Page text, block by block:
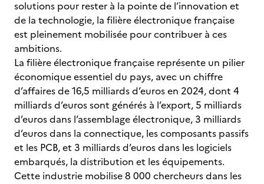
solutions pour rester à la pointe de l’innovation et
de la technologie, la filière électronique française
est pleinement mobilisée pour contribuer à ces
ambitions.
La filière électronique française représente un pilier
économique essentiel du pays, avec un chiffre
d’affaires de 16,5 milliards d’euros en 2024, dont 4
milliards d’euros sont générés à l’export, 5 milliards
d’euros dans l’assemblage électronique, 3 milliards
d’euros dans la connectique, les composants passifs
et les PCB, et 3 milliards d’euros dans les logiciels
embarqués, la distribution et les équipements.
Cette industrie mobilise 8 000 chercheurs dans les